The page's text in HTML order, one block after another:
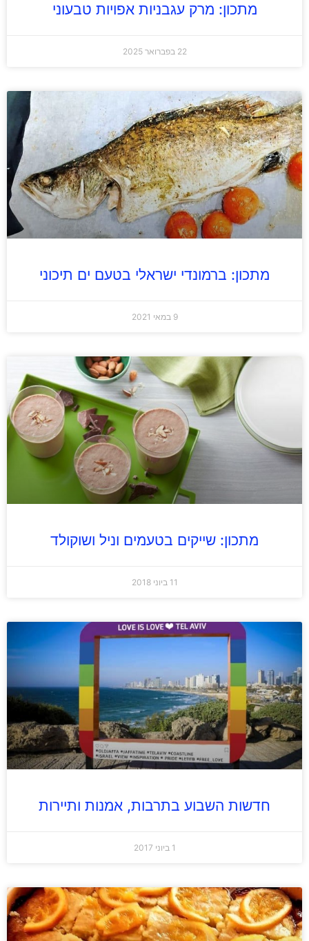
מתכון: מרק עגבניות אפויות טבעוני
22 בפברואר 2025
מתכון: ברמונדי ישראלי בטעם ים תיכוני
9 במאי 2021
מתכון: שייקים בטעמים וניל ושוקולד
11 ביוני 2018
חדשות השבוע בתרבות, אמנות ותיירות
1 ביוני 2017